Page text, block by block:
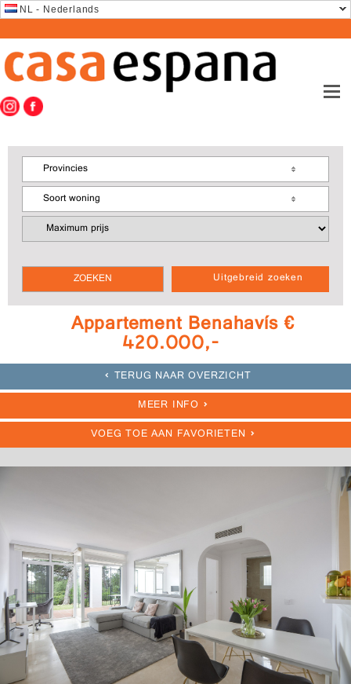
NL - Nederlands
Uitgebreid zoeken
Provincies
Soort woning
Appartement Benahavís €
420.000,-
TERUG NAAR OVERZICHT
MEER INFO
VOEG TOE AAN FAVORIETEN